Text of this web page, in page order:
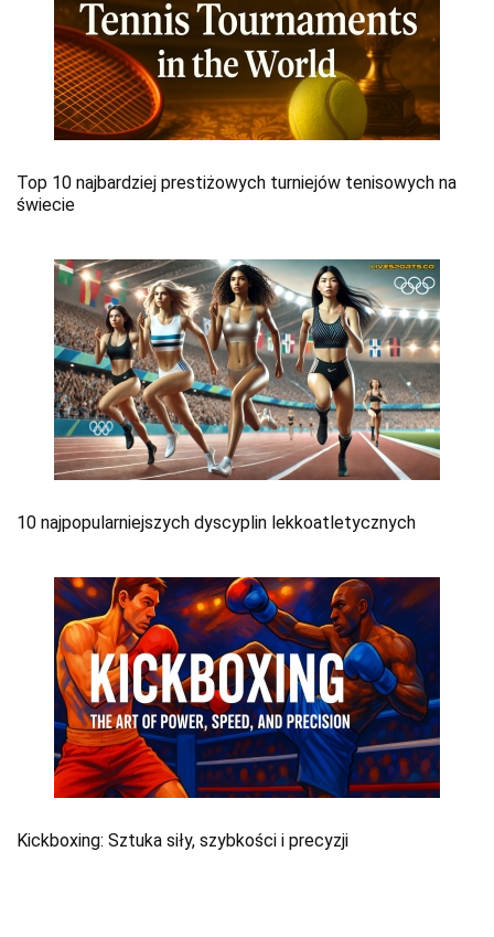
Top 10 najbardziej prestiżowych turniejów tenisowych na
świecie
10 najpopularniejszych dyscyplin lekkoatletycznych
Kickboxing: Sztuka siły, szybkości i precyzji